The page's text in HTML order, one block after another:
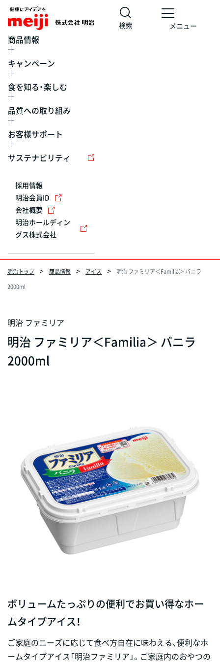
検索 メニュー
商品情報
キャンペーン
食を知る・楽しむ
品質への取り組み
お客様サポート
サステナビリティ
採用情報
明治会員ID
会社概要
明治ホールディン
グス株式会社
明治トップ 商品情報 アイス
明治 ファミリア＜Familia＞ バニラ
2000ml
明治 ファミリア
明治 ファミリア＜Familia＞ バニラ
2000ml
ボリュームたっぷりの便利でお買い得なホー
ムタイプアイス！
ご家庭のニーズに応じて食べ方自在に味わえる、便利なホ
ームタイプアイス「明治ファミリア」。ご家庭内のおやつの